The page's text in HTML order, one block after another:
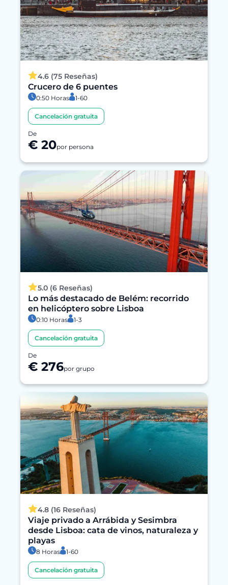
4.6 (75 Reseñas)
Crucero de 6 puentes
0:50 Horas 1-60
Cancelación gratuita
De
€ 20por persona
5.0 (6 Reseñas)
Lo más destacado de Belém: recorrido
en helicóptero sobre Lisboa
0:10 Horas 1-3
Cancelación gratuita
De
€ 276por grupo
4.8 (16 Reseñas)
Viaje privado a Arrábida y Sesimbra
desde Lisboa: cata de vinos, naturaleza y
playas
8 Horas 1-60
Cancelación gratuita